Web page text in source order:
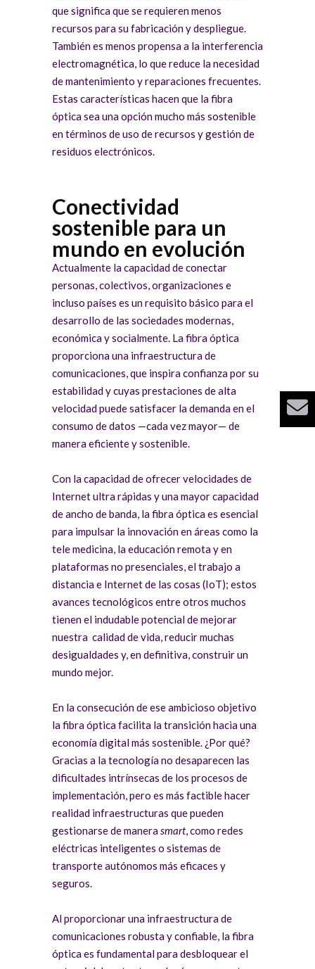
que significa que se requieren menos
recursos para su fabricación y despliegue.
También es menos propensa a la interferencia
electromagnética, lo que reduce la necesidad
de mantenimiento y reparaciones frecuentes.
Estas características hacen que la fibra
óptica sea una opción mucho más sostenible
en términos de uso de recursos y gestión de
residuos electrónicos.
Conectividad
sostenible para un
mundo en evolución
Actualmente la capacidad de conectar
personas, colectivos, organizaciones e
incluso países es un requisito básico para el
desarrollo de las sociedades modernas,
económica y socialmente. La fibra óptica
proporciona una infraestructura de
comunicaciones, que inspira confianza por su
estabilidad y cuyas prestaciones de alta
velocidad puede satisfacer la demanda en el
consumo de datos —cada vez mayor— de
manera eficiente y sostenible.
Con la capacidad de ofrecer velocidades de
Internet ultra rápidas y una mayor capacidad
de ancho de banda, la fibra óptica es esencial
para impulsar la innovación en áreas como la
tele medicina, la educación remota y en
plataformas no presenciales, el trabajo a
distancia e Internet de las cosas (IoT); estos
avances tecnológicos entre otros muchos
tienen el indudable potencial de mejorar
nuestra calidad de vida, reducir muchas
desigualdades y, en definitiva, construir un
mundo mejor.
En la consecución de ese ambicioso objetivo
la fibra óptica facilita la transición hacia una
economía digital más sostenible. ¿Por qué?
Gracias a la tecnología no desaparecen las
dificultades intrínsecas de los procesos de
implementación, pero es más factible hacer
realidad infraestructuras que pueden
gestionarse de manerasmart, como redes
eléctricas inteligentes o sistemas de
transporte autónomos más eficaces y
seguros.
Al proporcionar una infraestructura de
comunicaciones robusta y confiable, la fibra
óptica es fundamental para desbloquear el